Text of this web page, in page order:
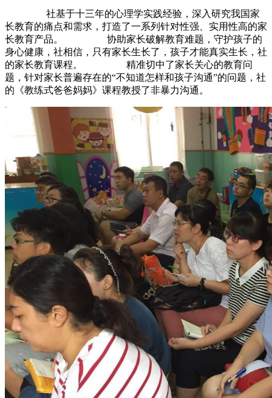
社基于十三年的心理学实践经验，深入研究我国家
长教育的痛点和需求，打造了一系列针对性强、实用性高的家
长教育产品。 协助家长破解教育难题，守护孩子的
身心健康，社相信，只有家长生长了，孩子才能真实生长，社
的家长教育课程。 精准切中了家长关心的教育问
题，针对家长普遍存在的“不知道怎样和孩子沟通”的问题，社
的《教练式爸爸妈妈》课程教授了非暴力沟通。